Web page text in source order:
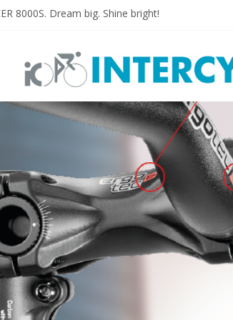
8000S. Dream big. Shine bright!
E-PLUS
designed for E-bikes